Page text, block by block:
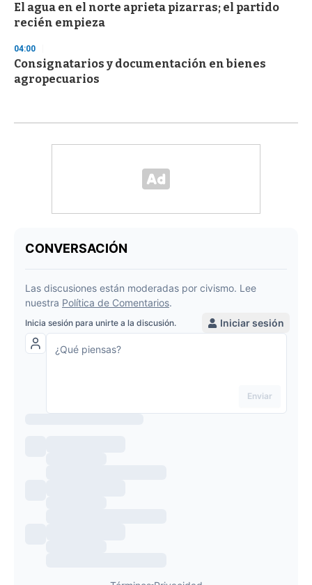
El agua en el norte aprieta pizarras; el partido
recién empieza
04:00
Consignatarios y documentación en bienes
agropecuarios